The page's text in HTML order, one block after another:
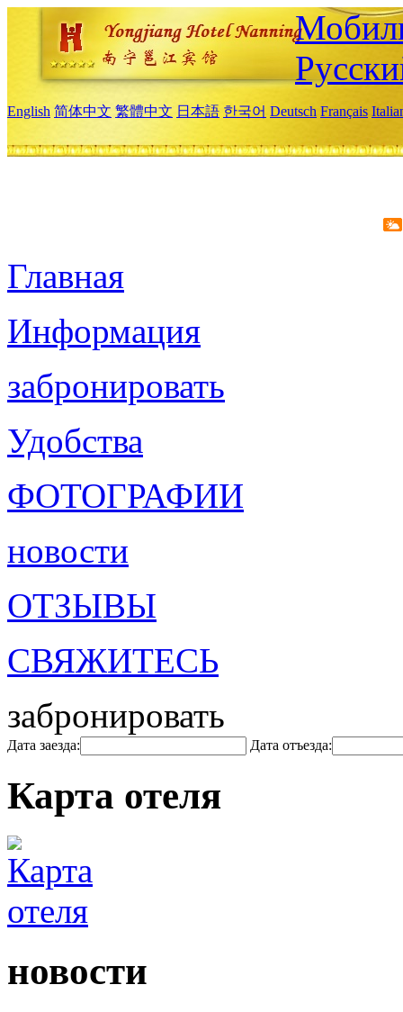
English 简体中文 繁體中文 日本語 한국어 Deutsch Français
Главная
Информация
забронировать
Удобства
ФОТОГРАФИИ
новости
ОТЗЫВЫ
СВЯЖИТЕСЬ
забронировать
Дата заезда: Дата отъезда:
Карта отеля
новости